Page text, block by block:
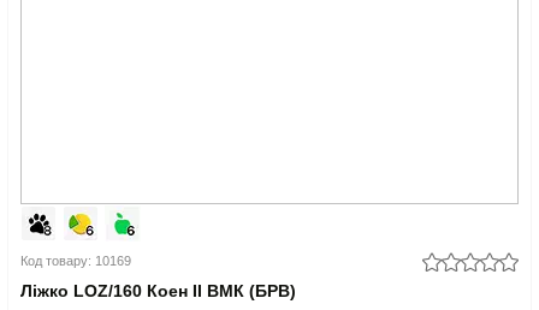
Код товару: 10169
Ліжко LOZ/160 Коен II ВМК (БРВ)